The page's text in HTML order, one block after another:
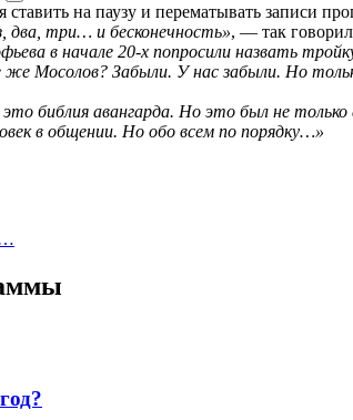
ставить на паузу и перематывать записи
два, три… и бесконечность», — так
в начале 20-х попросили назвать
же Мосолов? Забыли. У нас забыли. Но
библия авангарда. Но это был не
в общении. Но обо всем по порядку…»